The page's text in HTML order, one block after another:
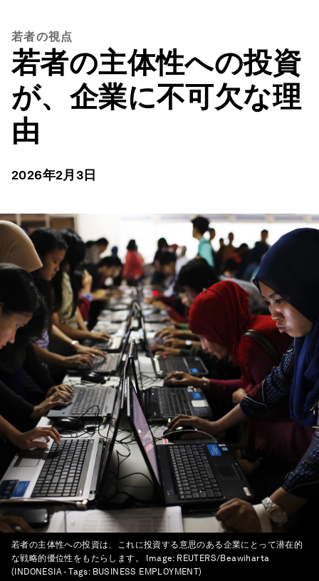
若者の視点
若者の主体性への投資
が、企業に不可欠な理
由
2026年2月3日
若者の主体性への投資は、これに投資する意思のある企業にとって潜在的
な戦略的優位性をもたらします。
Image: REUTERS/Beawiharta
(INDONESIA - Tags: BUSINESS EMPLOYMENT)